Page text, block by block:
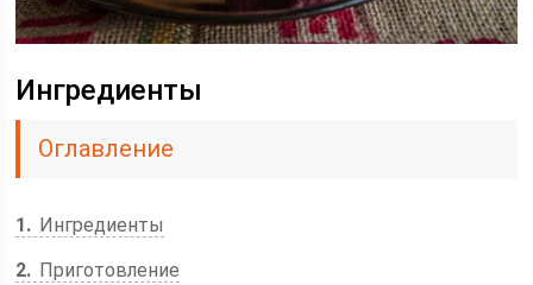
Ингредиенты
Оглавление
1
Ингредиенты
2
Приготовление